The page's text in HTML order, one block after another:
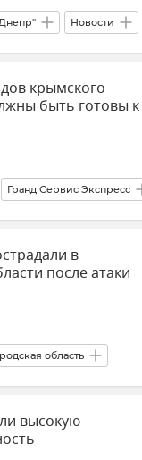
Новости
обороны РФ
Украины)
крымского
быть готовы к
Гранд Сервис Экспресс
Поезд "Таврия"
Поезд
в
после атаки
область
Атаки ВСУ Белгород
высокую